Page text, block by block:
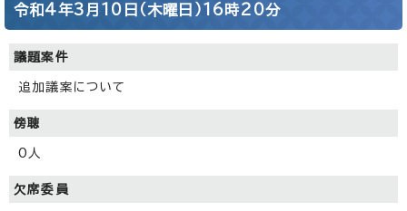
令和4年3月10日（木曜日）16時20分
議題案件
追加議案について
傍聴
0人
欠席委員